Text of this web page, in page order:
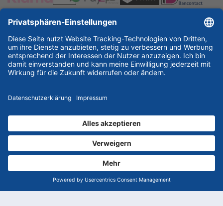
ESSKA International
new
new new
Partner & Zertifikate
© 2026 ESSKA.de GmbH. Alle Rechte vorbehalten.